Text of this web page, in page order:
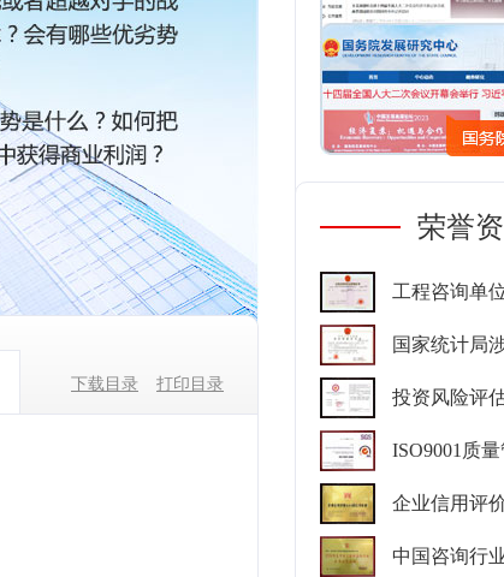
下载目录 打印目录
荣誉
工程咨询单
国家统计局
投资风险评
ISO9001质
企业信用评
中国咨询行